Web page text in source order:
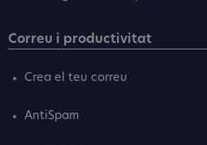
Correu i productivitat
Crea el teu correu
AntiSpam